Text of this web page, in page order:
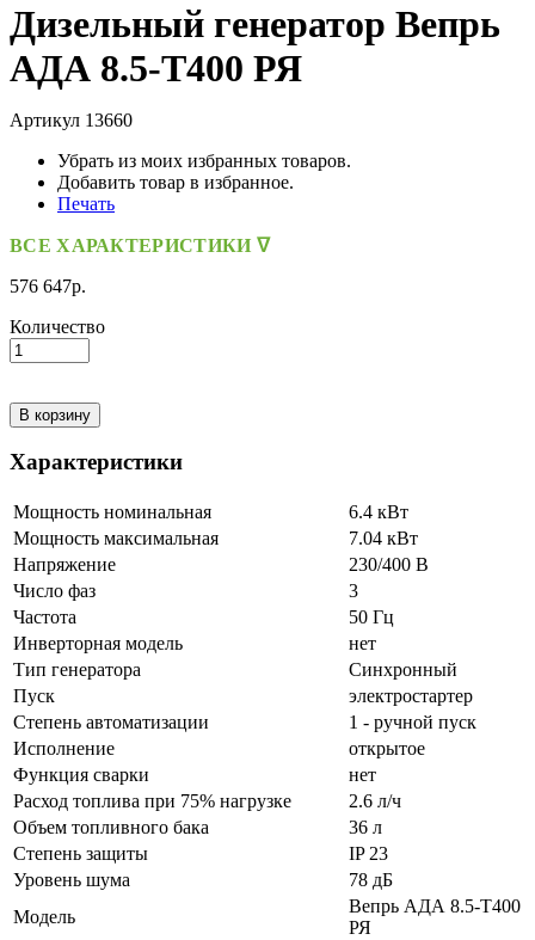
Дизельный генератор Вепрь
АДА 8.5-Т400 РЯ
Артикул 13660
Убрать из моих избранных товаров.
Добавить товар в избранное.
Печать
ВСЕ ХАРАКТЕРИСТИКИ ᐁ
576 647р.
Количество
В корзину
Характеристики
Мощность номинальная
6.4 кВт
Мощность максимальная
7.04 кВт
Напряжение
230/400 В
Число фаз
3
Частота
50 Гц
Инверторная модель
нет
Тип генератора
Синхронный
Пуск
электростартер
Степень автоматизации
1 - ручной пуск
Исполнение
открытое
Функция сварки
нет
Расход топлива при 75% нагрузке
2.6 л/ч
Объем топливного бака
36 л
Степень защиты
IP 23
Уровень шума
78 дБ
Модель
Вепрь АДА 8.5-Т400
РЯ